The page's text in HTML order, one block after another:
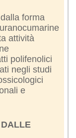
forma
attività
polifenolici
negli studi
e